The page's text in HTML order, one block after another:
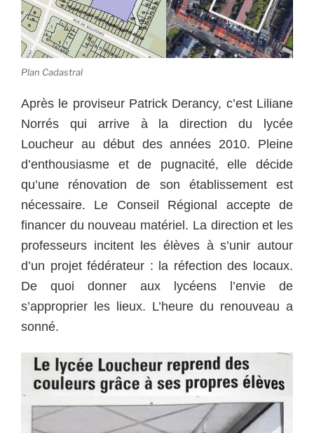
Plan Cadastral
Après le proviseur Patrick Derancy, c’est Liliane
Norrés qui arrive à la direction du lycée
Loucheur au début des années 2010. Pleine
d’enthousiasme et de pugnacité, elle décide
qu’une rénovation de son établissement est
nécessaire. Le Conseil Régional accepte de
financer du nouveau matériel. La direction et les
professeurs incitent les élèves à s’unir autour
d’un projet fédérateur : la réfection des locaux.
De quoi donner aux lycéens l’envie de
s’approprier les lieux. L’heure du renouveau a
sonné.